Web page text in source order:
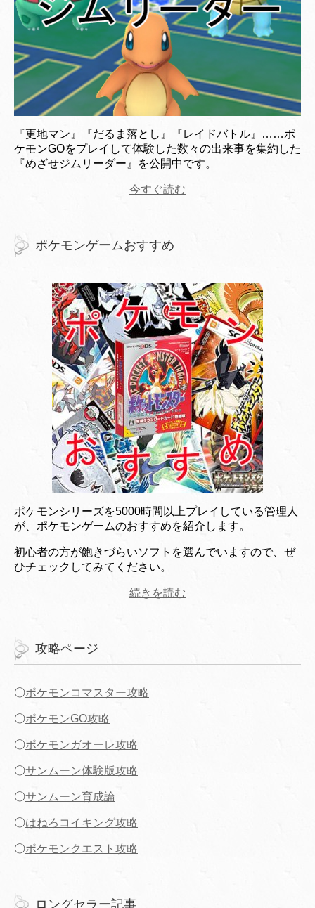
『更地マン』『だるま落とし』『レイドバトル』……ポ
ケモンGOをプレイして体験した数々の出来事を集約した
『めざせジムリーダー』を公開中です。
今すぐ読む
ポケモンゲームおすすめ
ポケモンシリーズを5000時間以上プレイしている管理人
が、ポケモンゲームのおすすめを紹介します。
初心者の方が飽きづらいソフトを選んでいますので、ぜ
ひチェックしてみてください。
続きを読む
攻略ページ
〇ポケモンコマスター攻略
〇ポケモンGO攻略
〇ポケモンガオーレ攻略
〇サンムーン体験版攻略
〇サンムーン育成論
〇はねろコイキング攻略
〇ポケモンクエスト攻略
ロングセラー記事